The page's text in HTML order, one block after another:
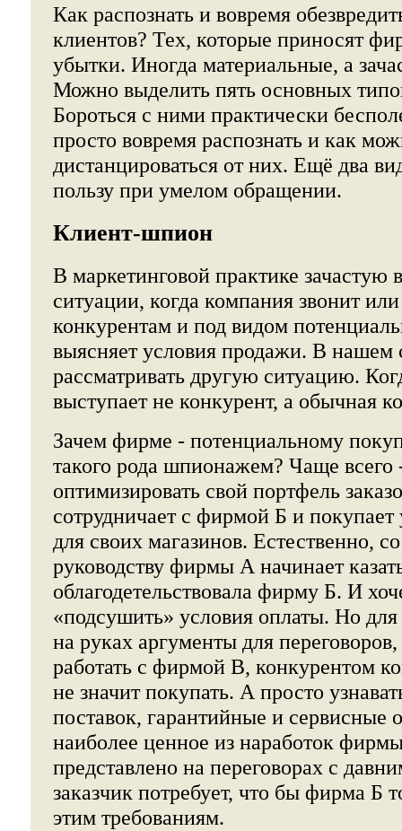
Как распознать и вовремя
клиентов? Тех, которые приносят
убытки. Иногда материальные, а
Можно выделить пять основных
Бороться с ними практически
просто вовремя распознать и как
дистанцироваться от них. Ещё два
пользу при умелом обращении.
Клиент-шпион
В маркетинговой практике зачастую
ситуации, когда компания звонит
конкурентам и под видом
выясняет условия продажи. В нашем
рассматривать другую ситуацию.
выступает не конкурент, а обычная
Зачем фирме - потенциальному
такого рода шпионажем? Чаще всего
оптимизировать свой портфель
сотрудничает с фирмой Б и покупает
для своих магазинов. Естественно,
руководству фирмы А начинает
облагодетельствовала фирму Б. И
«подсушить» условия оплаты. Но
на руках аргументы для
работать с фирмой В, конкурентом
не значит покупать. А просто
поставок, гарантийные и сервисные
наиболее ценное из наработок
представлено на переговорах с
заказчик потребует, что бы фирма Б
этим требованиям.